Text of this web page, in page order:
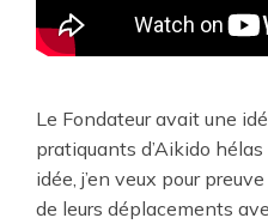
Le Fondateur avait une
pratiquants d’Aikido
idée, j’en veux pour
de leurs déplacements